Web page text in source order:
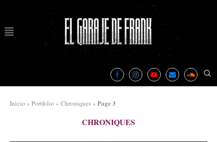
Inicio » Portfolio » Chroniques » Page 3
CHRONIQUES